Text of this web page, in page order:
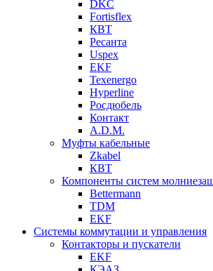
DKC
Fortisflex
КВТ
Ресанта
Uspex
EKF
Texenergo
Hyperline
Росдюбель
Контакт
A.D.M.
Муфты кабельные
Zkabel
КВТ
Компоненты систем
Bettermann
TDM
EKF
Системы коммутации и управления
Контакторы и пускатели
EKF